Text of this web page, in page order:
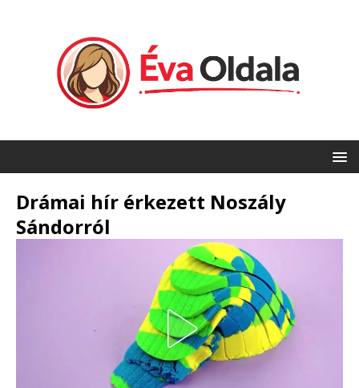
Drámai hír érkezett Noszály
Sándorról